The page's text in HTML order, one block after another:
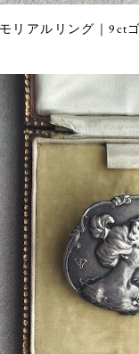
リアルリング｜9ct